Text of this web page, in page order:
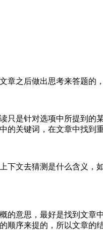
之后做出思考来答题的
是针对选项中所提到的
的关键词，在文章中找到重
文去猜测是什么含义，
意思，最好是找到文章
序来提的，所以文章的